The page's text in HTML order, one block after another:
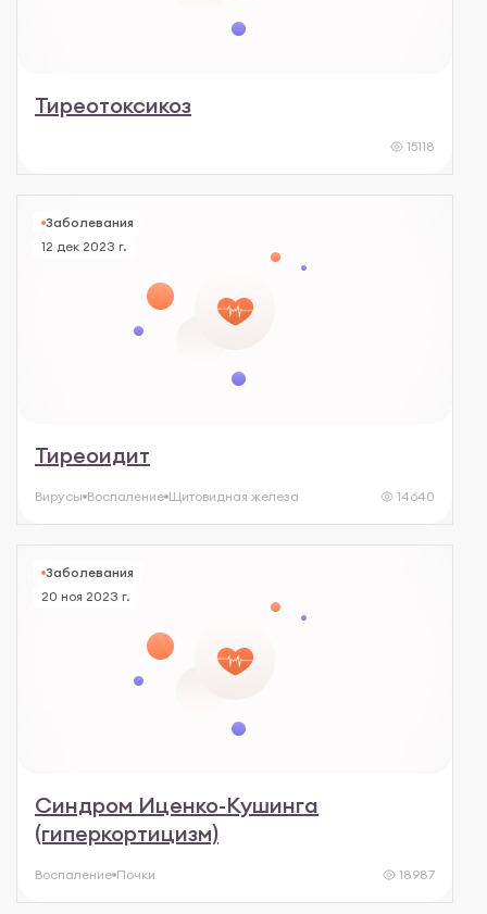
Тиреотоксикоз
15118
Заболевания
12 дек 2023 г.
Тиреоидит
Вирусы Воспаление Щитовидная железа 14640
Заболевания
20 ноя 2023 г.
Синдром Иценко-Кушинга
(гиперкортицизм)
Воспаление Почки 18987